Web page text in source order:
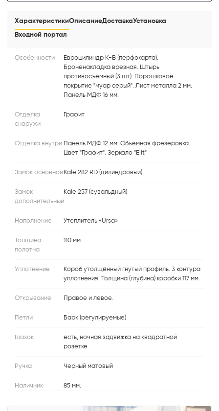
ХарактеристикиОписаниеДоставкаУстановка
Входной портал
Особенности
Евроцилиндр К-В (перфокарта).
Броненакладка врезная. Штырь
противосъемный (3 шт). Порошковое
покрытие "муар серый". Лист металла 2 мм.
Панель МДФ 16 мм.
Отделка
снаружи
Графит
Отделка внутри
Панель МДФ 12 мм. Объемная фрезеровка.
Цвет "Графит". Зеркало "Elit"
Замок основной Kale 282 RD (цилиндровый)
Замок
дополнительный
Kale 257 (сувальдный)
Наполнение Утеплитель «Ursa»
Толщина
полотна
110 мм
Уплотнение
Короб утолщённый гнутый профиль. 3 контура
уплотнения. Толщина (глубина) коробки 117 мм.
Открывание Правое и левое.
Петли Барк (регулируемые)
Глазок
есть, ночная задвижка на квадратной
розетке
Ручка Черный матовый
Наличник 85 мм.